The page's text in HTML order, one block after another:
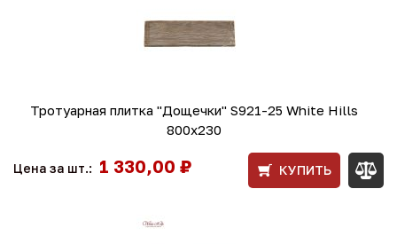
Тротуарная плитка "Дощечки" S921-25 White Hills
800х230
Цена за шт.: 1 330,00 ₽ КУПИТЬ